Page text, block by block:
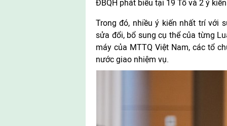
ĐBQH phát biểu tại 19 Tổ và 2 ý
Trong đó, nhiều ý kiến nhất trí với
sửa đổi, bổ sung cụ thể của từng
máy của MTTQ Việt Nam, các tổ
nước giao nhiệm vụ.